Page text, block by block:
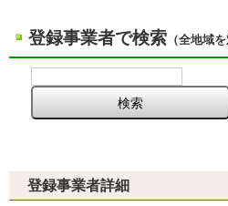
登録事業者で検索 （全地域
登録事業者詳細